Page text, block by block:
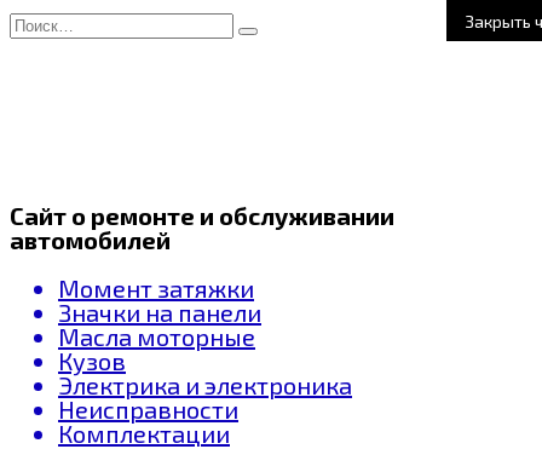
Закрыть
Перейти
к
Search
for:
Сайт о ремонте и обслуживании
автомобилей
Момент затяжки
Значки на панели
Масла моторные
Кузов
Электрика и электроника
Неисправности
Комплектации